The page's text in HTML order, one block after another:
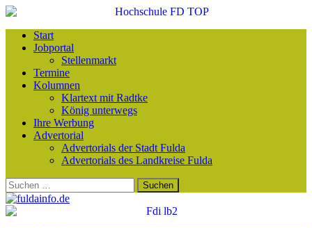
Start
Jobportal
Stellenmarkt
Termine
Kolumnen
Klartext mit Radtke
König unterwegs
Ihre Werbung
Advertorial
Advertorials der Stadt Fulda
Advertorials des Landkreise Fulda
Suchen
nach: